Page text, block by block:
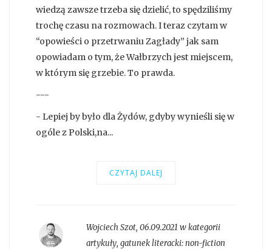
wiedzą zawsze trzeba się dzielić, to spędziliśmy
trochę czasu na rozmowach. I teraz czytam w
“opowieści o przetrwaniu Zagłady” jak sam
opowiadam o tym, że Wałbrzych jest miejscem,
w którym się grzebie. To prawda.
---
- Lepiej by było dla Żydów, gdyby wynieśli się w
ogóle z Polski,na...
CZYTAJ DALEJ
Wojciech Szot, 06.09.2021 w kategorii
artykuły, gatunek literacki:non-fiction